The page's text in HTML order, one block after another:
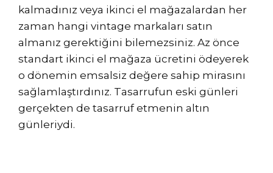
kalmadınız veya ikinci el mağazalardan her
zaman hangi vintage markaları satın
almanız gerektiğini bilemezsiniz. Az önce
standart ikinci el mağaza ücretini ödeyerek
o dönemin emsalsiz değere sahip mirasını
sağlamlaştırdınız. Tasarrufun eski günleri
gerçekten de tasarruf etmenin altın
günleriydi.